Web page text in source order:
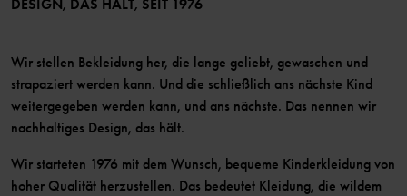
DESIGN, DAS HÄLT, SEIT 1976
Wir stellen Bekleidung her, die lange geliebt, gewaschen und
strapaziert werden kann. Und die schließlich ans nächste Kind
weitergegeben werden kann, und ans nächste. Das nennen wir
nachhaltiges Design, das hält.
Wir starteten 1976 mit dem Wunsch, bequeme Kinderkleidung von
hoher Qualität herzustellen. Das bedeutet Kleidung, die wildem